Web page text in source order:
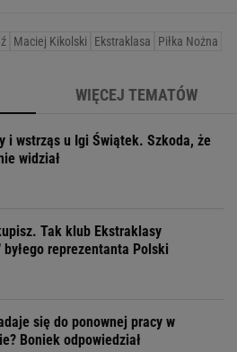
Maciej Kikolski Ekstraklasa Piłka Nożna
WIĘCEJ TEMATÓW
i wstrząs u Igi Świątek. Szkoda, że
widział
Tak klub Ekstraklasy
byłego reprezentanta Polski
się do ponownej pracy w
Boniek odpowiedział